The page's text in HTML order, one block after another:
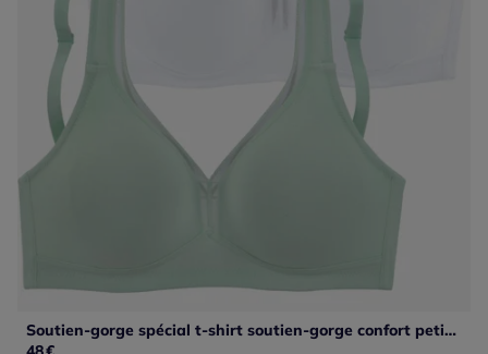
Soutien-gorge spécial t-shirt soutien-gorge confort petite fleur en coton doux